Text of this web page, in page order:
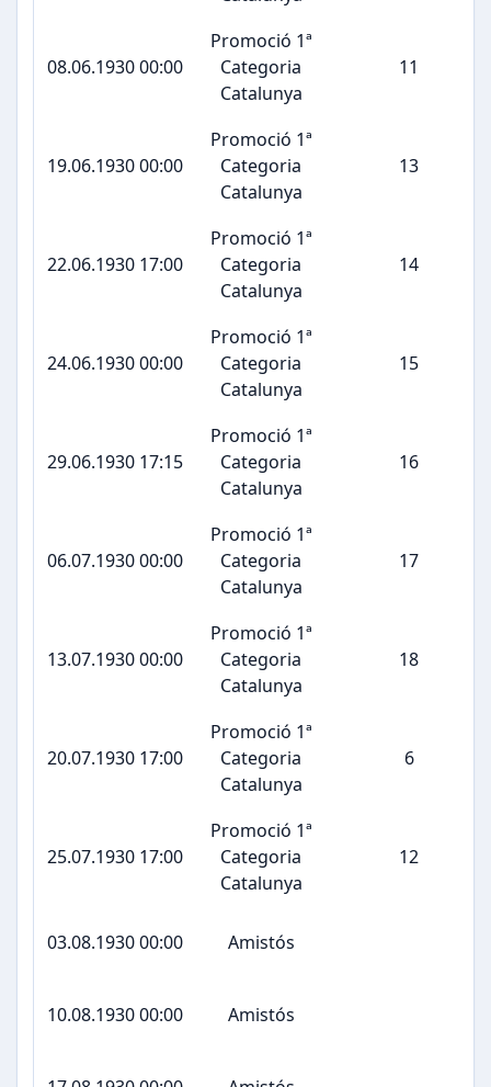
08.06.1930 00:00
Promoció 1ª
Categoria
Catalunya
11
19.06.1930 00:00
Promoció 1ª
Categoria
Catalunya
13
22.06.1930 17:00
Promoció 1ª
Categoria
Catalunya
14
24.06.1930 00:00
Promoció 1ª
Categoria
Catalunya
15
29.06.1930 17:15
Promoció 1ª
Categoria
Catalunya
16
06.07.1930 00:00
Promoció 1ª
Categoria
Catalunya
17
13.07.1930 00:00
Promoció 1ª
Categoria
Catalunya
18
20.07.1930 17:00
Promoció 1ª
Categoria
Catalunya
6
25.07.1930 17:00
Promoció 1ª
Categoria
Catalunya
12
03.08.1930 00:00 Amistós
10.08.1930 00:00 Amistós